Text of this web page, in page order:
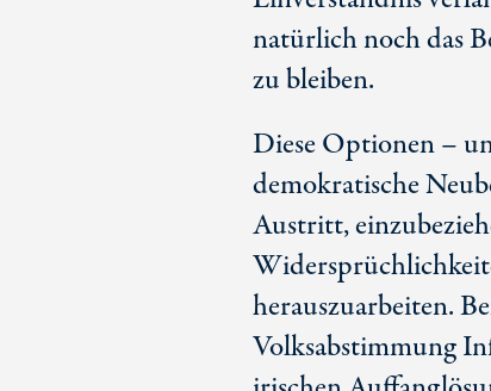
natürlich noch das
zu bleiben.
Diese Optionen –
demokratische
Austritt,
herauszuarbeiten.
Volksabstimmung